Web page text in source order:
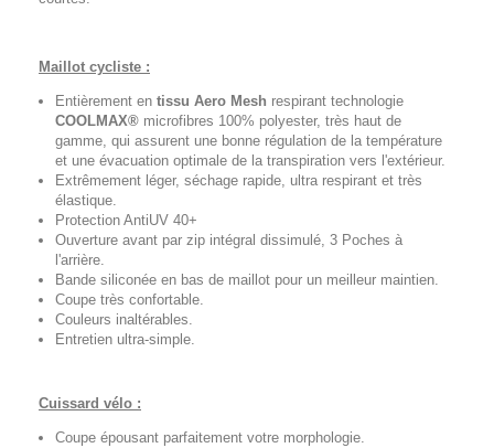
Maillot cycliste :
Entièrement en tissu Aero Mesh respirant technologie
COOLMAX® microfibres 100% polyester, très haut de
gamme, qui assurent une bonne régulation de la température
et une évacuation optimale de la transpiration vers l'extérieur.
Extrêmement léger, séchage rapide, ultra respirant et très
élastique.
Protection AntiUV 40+
Ouverture avant par zip intégral dissimulé, 3 Poches à
l'arrière.
Bande siliconée en bas de maillot pour un meilleur maintien.
Coupe très confortable.
Couleurs inaltérables.
Entretien ultra-simple.
Cuissard vélo :
Coupe épousant parfaitement votre morphologie.